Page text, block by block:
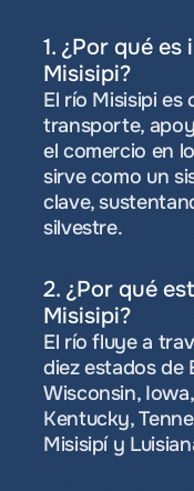
1. ¿Por qué
Misisipi?
El río Misisipi es
transporte,
el comercio en
sirve como un
clave,
silvestre.
2. ¿Por qué
Misisipi?
El río fluye a
diez estados de
Wisconsin,
Kentucky,
Misisipí y